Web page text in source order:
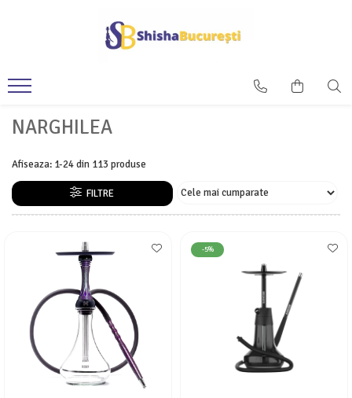
NARGHILEA
Afiseaza: 1-24din 113 produse
FILTRE
-5%